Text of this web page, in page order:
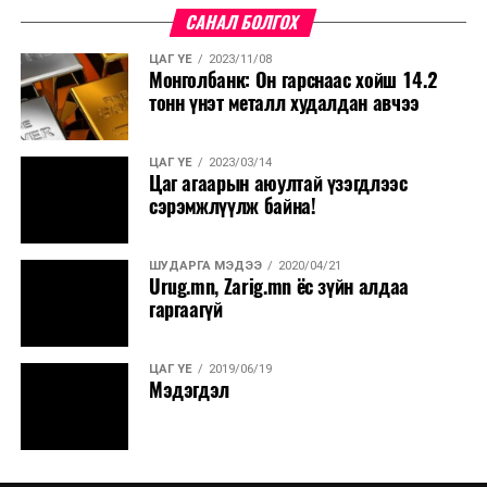
өргөн мэдүүлснээр батлах тухай хуулийн төслийг
өргөн мэдүүлэхээр боловсрууллаа. Хэлэлцэн
шийдвэрлэж өгөхийг хүсье” гэлээ.
САНАЛ БОЛГОХ
ЦАГ ҮЕ 2023/11/08
Монголбанк: Он гарснаас хойш 14.2
тонн үнэт металл худалдан авчээ
ЦАГ ҮЕ 2023/03/14
Цаг агаарын аюултай үзэгдлээс
сэрэмжлүүлж байна!
ШУДАРГА МЭДЭЭ 2020/04/21
Urug.mn, Zarig.mn ёс зүйн алдаа
гаргаагүй
ЦАГ ҮЕ 2019/06/19
Мэдэгдэл